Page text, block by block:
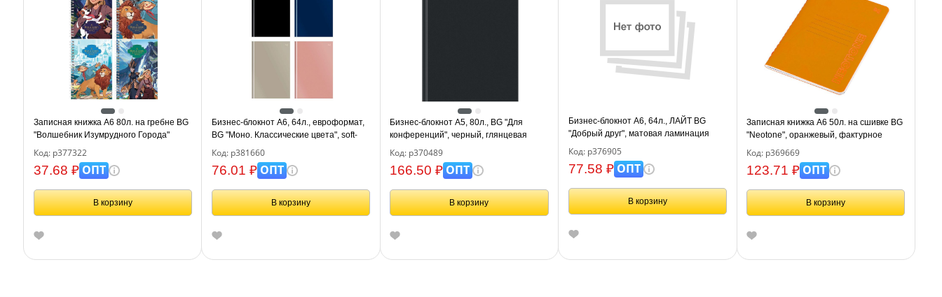
Записная книжка А6 80л. на гребне BG
"Волшебник Изумрудного Города"
Код: р377322
37.68 ₽ОПТ
В корзину
Бизнес-блокнот А6, 64л., евроформат,
BG "Моно. Классические цвета", soft-
touch ламинация
Код: р381660
76.01 ₽ОПТ
В корзину
Бизнес-блокнот А5, 80л., BG "Для
конференций", черный, глянцевая
ламинация
Код: р370489
166.50 ₽ОПТ
В корзину
Бизнес-блокнот А6, 64л., ЛАЙТ BG
"Добрый друг", матовая ламинация
Код: р376905
77.58 ₽ОПТ
В корзину
Записная книжка А6 50л. на сшивке BG
"Neotone", оранжевый, фактурное
тиснение, блок в точку 80г/м2
Код: р369669
123.71 ₽ОПТ
В корзину